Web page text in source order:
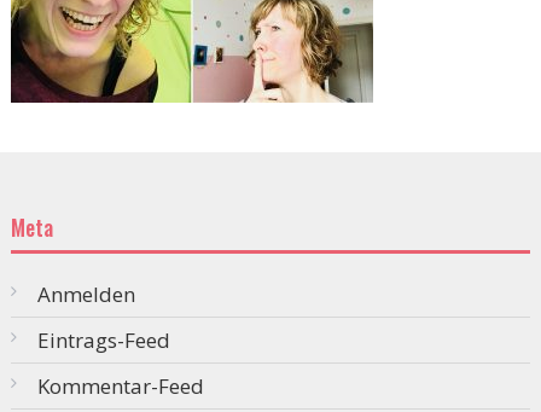
Meta
Anmelden
Eintrags-Feed
Kommentar-Feed